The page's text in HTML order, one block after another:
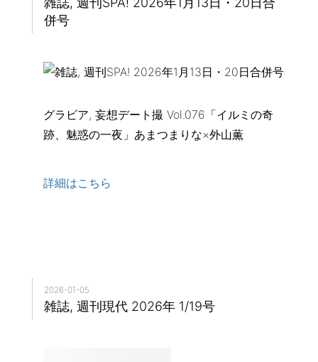
併号
グラビア, 妄想デート撮 Vol.076「イルミの奇
跡、魅惑の一夜」あまつまりな×外山薫
詳細はこちら
2026-01-05
雑誌, 週刊現代 2026年 1/19号